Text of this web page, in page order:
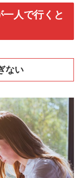
人で行くと
ない